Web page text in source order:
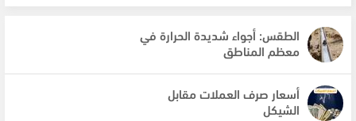
الطقس: أجواء شديدة الحرارة في
معظم المناطق
أسعار صرف العملات مقابل
الشيكل